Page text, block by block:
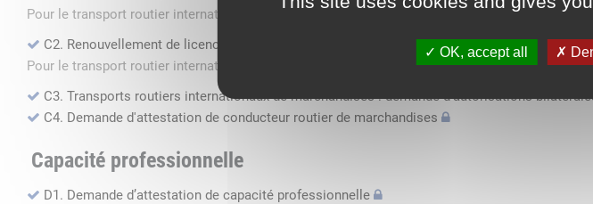
OK, accept all
Pour le transport routier international de marchandises dans l'espace économique européen
C2. Renouvellement de licence transport routier
Pour le transport routier international de marchandises dans l'espace économique européen
C3. Transports routiers internationaux de marchandises : demande d’autorisations
C4. Demande d'attestation de conducteur routier de marchandises
Capacité professionnelle
D1. Demande d’attestation de capacité professionnelle